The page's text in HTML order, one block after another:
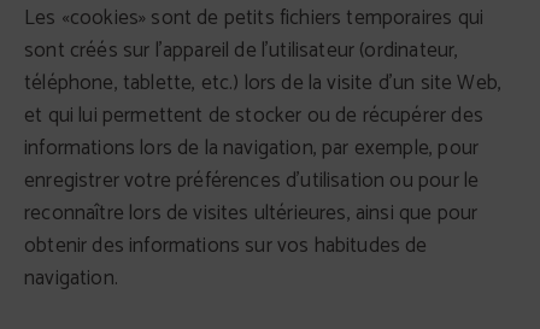
Les «cookies» sont de petits fichiers temporaires qui
sont créés sur l'appareil de l'utilisateur (ordinateur,
téléphone, tablette, etc.) lors de la visite d'un site Web,
et qui lui permettent de stocker ou de récupérer des
informations lors de la navigation, par exemple, pour
enregistrer votre préférences d'utilisation ou pour le
reconnaître lors de visites ultérieures, ainsi que pour
obtenir des informations sur vos habitudes de
navigation.